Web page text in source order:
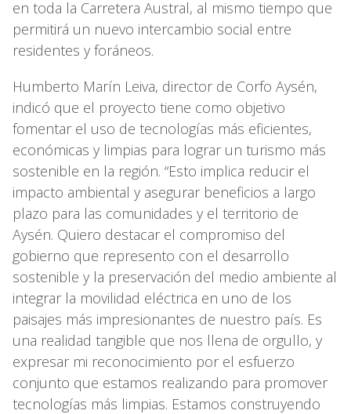
en toda la Carretera Austral, al mismo tiempo que
permitirá un nuevo intercambio social entre
residentes y foráneos.
Humberto Marín Leiva, director de Corfo Aysén,
indicó que el proyecto tiene como objetivo
fomentar el uso de tecnologías más eficientes,
económicas y limpias para lograr un turismo más
sostenible en la región. “Esto implica reducir el
impacto ambiental y asegurar beneficios a largo
plazo para las comunidades y el territorio de
Aysén. Quiero destacar el compromiso del
gobierno que represento con el desarrollo
sostenible y la preservación del medio ambiente al
integrar la movilidad eléctrica en uno de los
paisajes más impresionantes de nuestro país. Es
una realidad tangible que nos llena de orgullo, y
expresar mi reconocimiento por el esfuerzo
conjunto que estamos realizando para promover
tecnologías más limpias. Estamos construyendo